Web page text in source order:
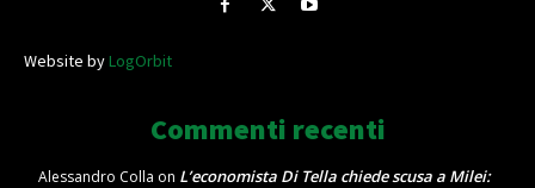
Website byLogOrbit
Commenti recenti
Alessandro Colla on L’economista Di Tella chiede scusa a Milei: